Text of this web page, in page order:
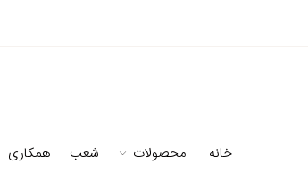
خانه محصولات شعب همکاری